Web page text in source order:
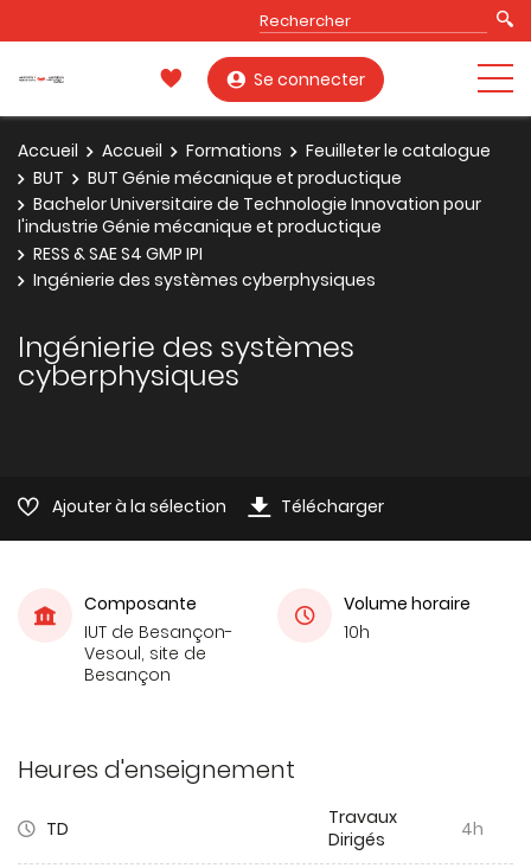
Se connecter
Accueil Accueil Formations
Feuilleter le catalogue
BUT
BUT Génie mécanique et productique
Bachelor Universitaire de Technologie Innovation pour
l'industrie Génie mécanique et productique
RESS & SAE S4 GMP IPI
Ingénierie des systèmes cyberphysiques
Ingénierie des systèmes
cyberphysiques
Ajouter à la sélection Télécharger
Composante
IUT de Besançon-
Vesoul, site de
Besançon
Volume horaire
10h
Heures d'enseignement
TD
Travaux
Dirigés
4h